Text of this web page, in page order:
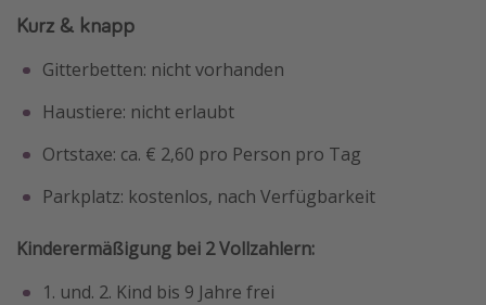
Kurz & knapp
Gitterbetten: nicht vorhanden
Haustiere: nicht erlaubt
Ortstaxe: ca. € 2,60 pro Person pro Tag
Parkplatz: kostenlos, nach Verfügbarkeit
Kinderermäßigung bei 2 Vollzahlern:
1. und. 2. Kind bis 9 Jahre frei